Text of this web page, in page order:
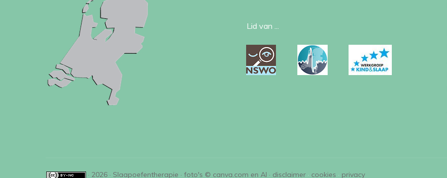
Lid van ...
· 2026 · Slaapoefentherapie · foto's © canva.com en AI · disclaimer · cookies · privacy